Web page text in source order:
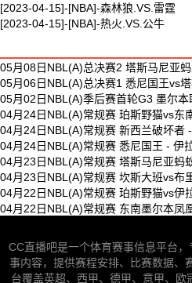
[2023-04-15]-[NBA]-森林狼.VS.雷霆
[2023-04-15]-[NBA]-热火.VS.公牛
05月08日NBL(A)总决赛2 塔斯马尼亚
05月06日NBL(A)总决赛1 悉尼国王vs
05月02日NBL(A)季后赛首轮G3 墨尔
04月24日NBL(A)常规赛 珀斯野猫vs东
04月24日NBL(A)常规赛 新西兰破坏者
04月24日NBL(A)常规赛 悉尼国王 - 伊
04月23日NBL(A)常规赛 塔斯马尼亚蚂
04月23日NBL(A)常规赛 坎斯大班vs布
04月22日NBL(A)常规赛 珀斯野猫vs伊
04月22日NBL(A)常规赛 东南墨尔本凤
CC直播吧是一个体育赛事信息平台
事内容，提供赛程安排、比赛数据、
台覆盖英超、西甲、德甲、意甲、